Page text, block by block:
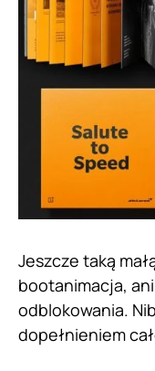
Jeszcze taką
bootanimacja,
odblokowania.
dopełnieniem